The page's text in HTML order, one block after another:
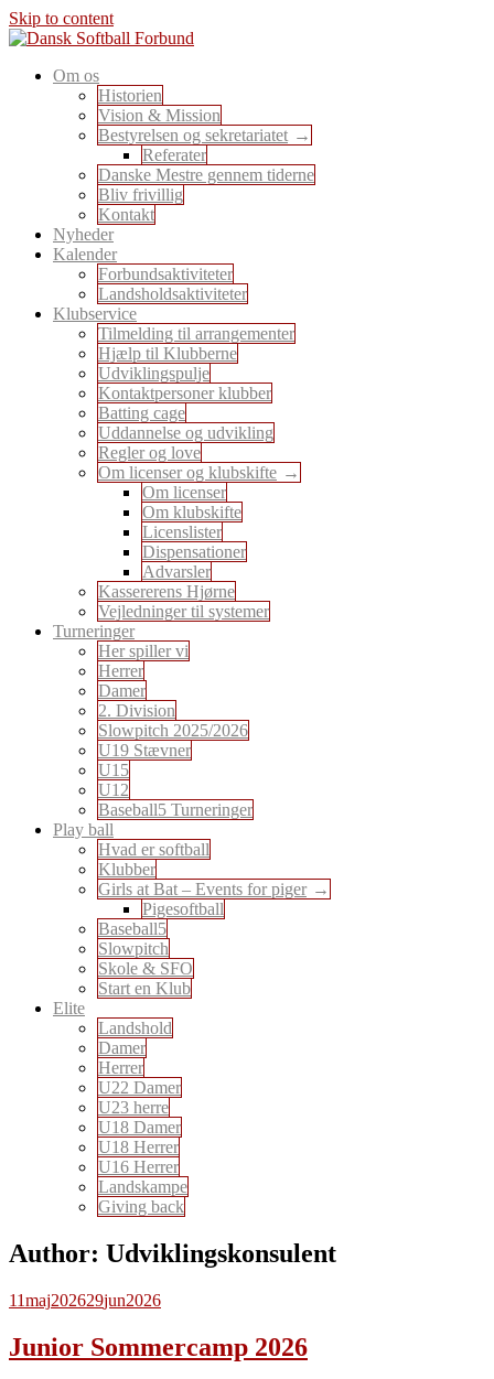
Skip to content
Dansk Softball Forbund
En sport for alle
Om os
Historien
Vision & Mission
Bestyrelsen og sekretariatet
Referater
Danske Mestre gennem tiderne
Bliv frivillig
Kontakt
Nyheder
Kalender
Forbundsaktiviteter
Landsholdsaktiviteter
Klubservice
Tilmelding til arrangementer
Hjælp til Klubberne
Udviklingspulje
Kontaktpersoner klubber
Batting cage
Uddannelse og udvikling
Regler og love
Om licenser og klubskifte
Om licenser
Om klubskifte
Licenslister
Dispensationer
Advarsler
Kassererens Hjørne
Vejledninger til systemer
Turneringer
Her spiller vi
Herrer
Damer
2. Division
Slowpitch 2025/2026
U19 Stævner
U15
U12
Baseball5 Turneringer
Play ball
Hvad er softball
Klubber
Girls at Bat – Events for piger
Pigesoftball
Baseball5
Slowpitch
Skole & SFO
Start en Klub
Elite
Landshold
Damer
Herrer
U22 Damer
U23 herre
U18 Damer
U18 Herrer
U16 Herrer
Landskampe
Giving back
Author: Udviklingskonsulent
11maj202629jun2026
Junior Sommercamp 2026